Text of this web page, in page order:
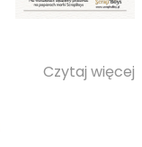
Czytaj więcej